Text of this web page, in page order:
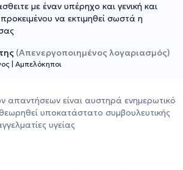
με έναν υπέρηχο και γενική και
να εκτιμηθεί σωστά η
(Απενεργοποιημένος λογαριασμός)
Αμπελόκηποι
απαντήσεων είναι αυστηρά ενημερωτικό
υποκατάστατο συμβουλευτικής
υγείας